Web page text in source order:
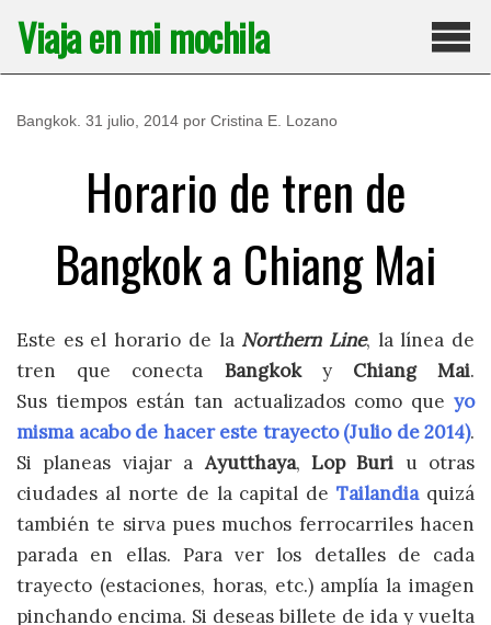
contenido
Viaja en mi mochila
Bangkok 31 julio, 2014 por Cristina E. Lozano
Horario de tren de
Bangkok a Chiang Mai
Este es el horario de la Northern Line, la línea de
tren que conecta Bangkoky Chiang Mai.
Sus tiempos están tan actualizados como que yo
misma acabo de hacer este trayecto (Julio de 2014).
Si planeas viajar a Ayutthaya, Lop Buri u otras
ciudades al norte de la capital deTailandiaquizá
también te sirva pues muchos ferrocarriles hacen
parada en ellas. Para ver los detalles de cada
trayecto (estaciones, horas, etc.) amplía la imagen
pinchando encima. Si deseas billete de ida y vuelta